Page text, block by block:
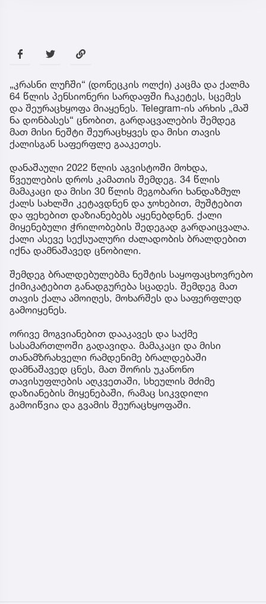
„კრასნი ლუჩში“ (დონეცკის ოლქი) კაცმა და ქალმა
64 წლის პენსიონერი სარდაფში ჩაკეტეს, სცემეს
და შეურაცხყოფა მიაყენეს. Telegram-ის არხის „მაშ
ნა დონბასეს“ ცნობით, გარდაცვალების შემდეგ
მათ მისი ნეშტი შეურაცხყვეს და მისი თავის
ქალისგან საფერფლე გააკეთეს.
დანაშაული 2022 წლის აგვისტოში მოხდა,
წვეულების დროს კამათის შემდეგ. 34 წლის
მამაკაცი და მისი 30 წლის მეგობარი ხანდაზმულ
ქალს სახლში კეტავდნენ და ჯოხებით, მუშტებით
და ფეხებით დაზიანებებს აყენებდნენ. ქალი
მიყენებული ჭრილობების შედეგად გარდაიცვალა.
ქალი ასევე სექსუალური ძალადობის ბრალდებით
იქნა დამნაშავედ ცნობილი.
შემდეგ ბრალდებულებმა ნეშტის საყოფაცხოვრებო
ქიმიკატებით განადგურება სცადეს. შემდეგ მათ
თავის ქალა ამოიღეს, მოხარშეს და საფერფლედ
გამოიყენეს.
ორივე მოგვიანებით დააკავეს და საქმე
სასამართლოში გადავიდა. მამაკაცი და მისი
თანამზრახველი რამდენიმე ბრალდებაში
დამნაშავედ ცნეს, მათ შორის უკანონო
თავისუფლების აღკვეთაში, სხეულის მძიმე
დაზიანების მიყენებაში, რამაც სიკვდილი
გამოიწვია და გვამის შეურაცხყოფაში.